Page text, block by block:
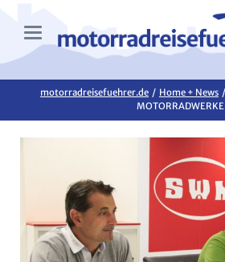
motorradreisefuehrer.de Home + News
MOTORRADWERKE